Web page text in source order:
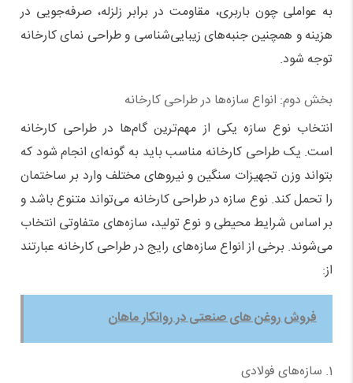
به عواملی چون باربری، مقاومت در برابر زلزله، صرفه‌جویی در
هزینه و همچنین جنبه‌های زیبایی‌شناسی و طراحی نمای کارخانه
توجه شود.
بخش دوم: انواع سازه‌ها در طراحی کارخانه
انتخاب نوع سازه یکی از مهم‌ترین گام‌ها در طراحی کارخانه
است. یک طراحی کارخانه مناسب باید به گونه‌ای انجام شود که
بتواند وزن تجهیزات سنگین و نیروهای مختلف وارد بر ساختمان
را تحمل کند. نوع سازه در طراحی کارخانه می‌تواند متنوع باشد و
بر اساس شرایط محیطی و نوع تولید، سازه‌های متفاوتی انتخاب
می‌شوند. برخی از انواع سازه‌های رایج در طراحی کارخانه عبارتند
از:
فروش روغن های صنعتی در روانکار ماهان
1. سازه‌های فولادی